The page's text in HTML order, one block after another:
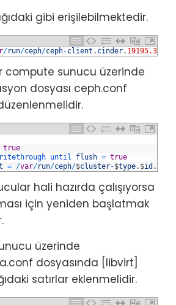
gibi erişilebilmektedir.
/run/ceph/ceph-client . cinder.
compute sunucu üzerinde
dosyası ceph.conf
true
until flush = true
= /var/run/ceph/$cluster-$type. $id .
hali hazırda çalışıyorsa
için yeniden başlatmak
üzerinde
dosyasında [libvirt]
satırlar eklenmelidir.